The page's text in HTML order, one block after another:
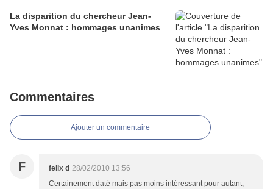
La disparition du chercheur Jean-
Yves Monnat : hommages unanimes
Commentaires
Ajouter un commentaire
F felix d 28/02/2010 13:56
Certainement daté mais pas moins intéressant pour autant,